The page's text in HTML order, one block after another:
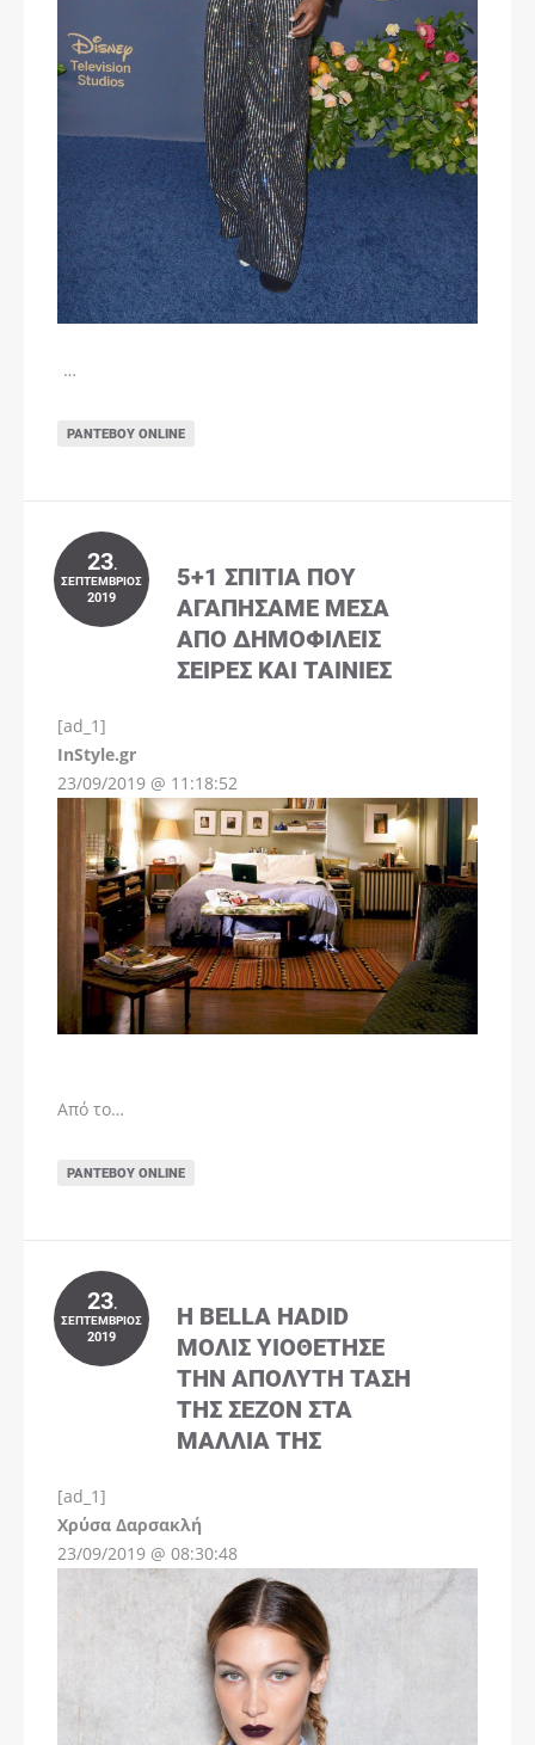
…
ΡΑΝΤΕΒΟΎ ONLINE
23.
ΣΕΠΤΈΜΒΡΙΟΣ
2019
5+1 ΣΠΊΤΙΑ ΠΟΥ
ΑΓΑΠΉΣΑΜΕ ΜΈΣΑ
ΑΠΌ ΔΗΜΟΦΙΛΕΊΣ
ΣΕΙΡΈΣ ΚΑΙ ΤΑΙΝΊΕΣ
[ad_1]
InStyle.gr
23/09/2019 @ 11:18:52
Από το…
ΡΑΝΤΕΒΟΎ ONLINE
23.
ΣΕΠΤΈΜΒΡΙΟΣ
2019
Η BELLA HADID
ΜΌΛΙΣ ΥΙΟΘΈΤΗΣΕ
ΤΗΝ ΑΠΌΛΥΤΗ ΤΆΣΗ
ΤΗΣ ΣΕΖΌΝ ΣΤΑ
ΜΑΛΛΙΆ ΤΗΣ
[ad_1]
Χρύσα Δαρσακλή
23/09/2019 @ 08:30:48